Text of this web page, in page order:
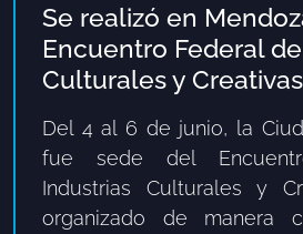
Se realizó en
Encuentro Federal
Culturales y Creativas
Del 4 al 6 de junio, la
fue sede del
Industrias Culturales y
organizado de manera